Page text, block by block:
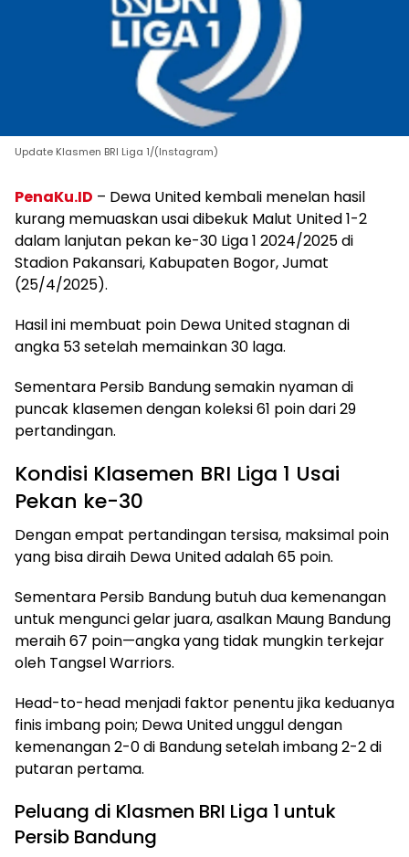
Update Klasmen BRI Liga 1/(Instagram)
PenaKu.ID – Dewa United kembali menelan hasil
kurang memuaskan usai dibekuk Malut United 1-2
dalam lanjutan pekan ke-30 Liga 1 2024/2025 di
Stadion Pakansari, Kabupaten Bogor, Jumat
(25/4/2025).
Hasil ini membuat poin Dewa United stagnan di
angka 53 setelah memainkan 30 laga.
Sementara Persib Bandung semakin nyaman di
puncak klasemen dengan koleksi 61 poin dari 29
pertandingan.
Kondisi Klasemen BRI Liga 1 Usai
Pekan ke-30
Dengan empat pertandingan tersisa, maksimal poin
yang bisa diraih Dewa United adalah 65 poin.
Sementara Persib Bandung butuh dua kemenangan
untuk mengunci gelar juara, asalkan Maung Bandung
meraih 67 poin—angka yang tidak mungkin terkejar
oleh Tangsel Warriors.
Head-to-head menjadi faktor penentu jika keduanya
finis imbang poin; Dewa United unggul dengan
kemenangan 2-0 di Bandung setelah imbang 2-2 di
putaran pertama.
Peluang di Klasmen BRI Liga 1 untuk
Persib Bandung